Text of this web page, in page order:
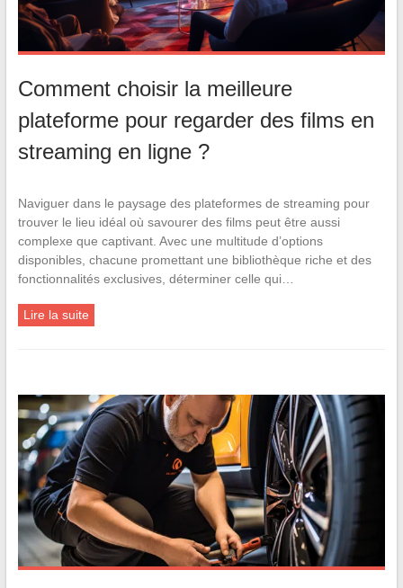
Comment choisir la meilleure
plateforme pour regarder des films en
streaming en ligne ?
Naviguer dans le paysage des plateformes de streaming pour
trouver le lieu idéal où savourer des films peut être aussi
complexe que captivant. Avec une multitude d’options
disponibles, chacune promettant une bibliothèque riche et des
fonctionnalités exclusives, déterminer celle qui…
Lire la suite